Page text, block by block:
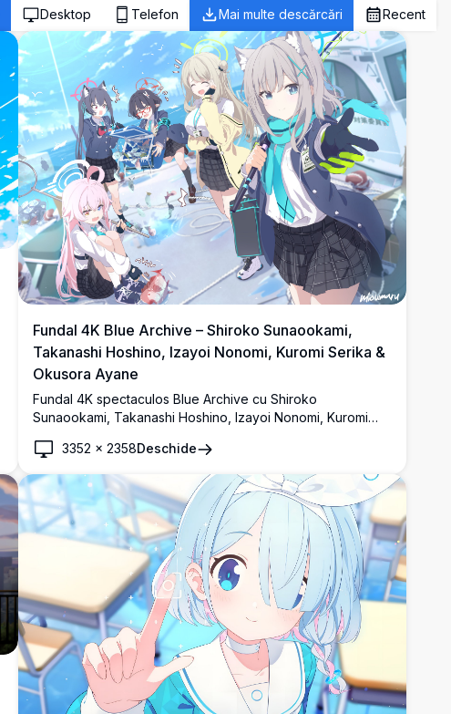
Desktop Telefon Mai multe descărcări Recent
Fundal 4K Blue Archive – Shiroko Sunaookami,
Takanashi Hoshino, Izayoi Nonomi, Kuromi Serika &
Okusora Ayane
Fundal 4K spectaculos Blue Archive cu Shiroko
Sunaookami, Takanashi Hoshino, Izayoi Nonomi, Kuromi
pești, undițe și uniforme școlare vibrante sub un cer
albastru strălucitor.
3352 × 2358Deschide